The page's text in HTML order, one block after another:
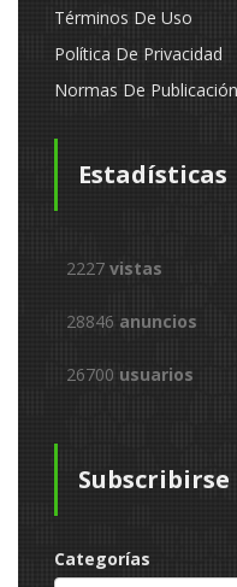
Términos De Uso
Política De Privacidad
Normas De Publicación
Estadísticas
2227 vistas
28846 anuncios
26700 usuarios
Subscribirse
Categorías